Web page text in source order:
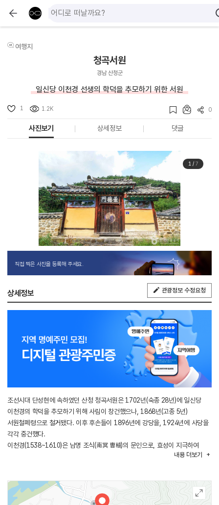
여행지
청곡서원
경남 산청군
일신당 이천경 선생의 학덕을 추모하기 위한 서원
1 1.2K 0
사진보기 상세정보 댓글
1/ 7
직접 찍은 사진을 등록해 주세요.
상세정보 관광정보 수정요청
조선시대 단성현에 속하였던 산청 청곡서원은 1702년(숙종 28년)에 일신당
이천경의 학덕을 추모하기 위해 사림이 창건했으나, 1868년(고종 5년)
서원철폐령으로 철거됐다. 이후 후손들이 1896년에 강당을, 1924년에 사당을
각각 중건했다.
이천경(1538~1610)은 남명 조식(南冥 曺植)의 문인으로, 효성이 지극하여
부모님의 봉양을 위해 관직을 사양했으며, 저서로 ‘일신당집(日新堂集)’이 있다.
구조로 이루어져 있다. 교육공간인 강당은 정면 4칸, 측면 2칸 규모의 홑처마
팔작지붕 건물이며, 활주를 많이 사용하는 경남 서부지방 건축의 지역성을 잘
보여준다. 제향 공간인 사당은 정면 3칸, 측면 1.5칸 규모의 맞배지붕 건물로
내용 더보기